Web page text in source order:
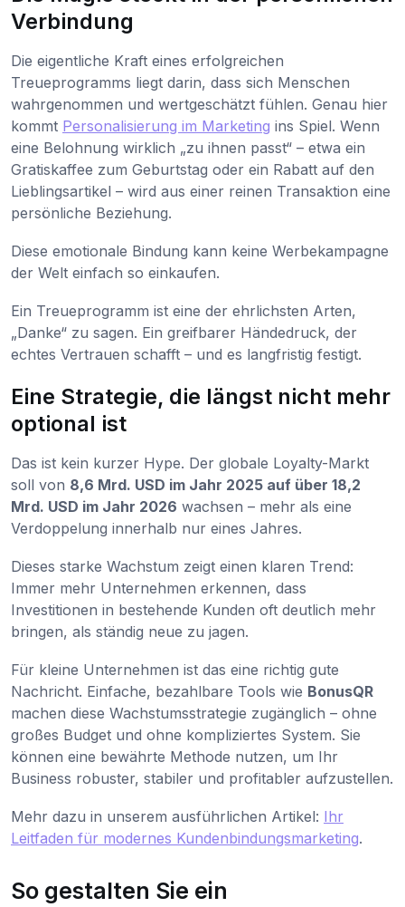
Verbindung
Die eigentliche Kraft eines erfolgreichen
Treueprogramms liegt darin, dass sich Menschen
wahrgenommen und wertgeschätzt fühlen. Genau hier
kommt Personalisierung im Marketing ins Spiel. Wenn
eine Belohnung wirklich „zu ihnen passt“ – etwa ein
Gratiskaffee zum Geburtstag oder ein Rabatt auf den
Lieblingsartikel – wird aus einer reinen Transaktion eine
persönliche Beziehung.
Diese emotionale Bindung kann keine Werbekampagne
der Welt einfach so einkaufen.
Ein Treueprogramm ist eine der ehrlichsten Arten,
„Danke“ zu sagen. Ein greifbarer Händedruck, der
echtes Vertrauen schafft – und es langfristig festigt.
Eine Strategie, die längst nicht mehr
optional ist
Das ist kein kurzer Hype. Der globale Loyalty-Markt
soll von 8,6 Mrd. USD im Jahr 2025 auf über 18,2
Mrd. USD im Jahr 2026 wachsen – mehr als eine
Verdoppelung innerhalb nur eines Jahres.
Dieses starke Wachstum zeigt einen klaren Trend:
Immer mehr Unternehmen erkennen, dass
Investitionen in bestehende Kunden oft deutlich mehr
bringen, als ständig neue zu jagen.
Für kleine Unternehmen ist das eine richtig gute
Nachricht. Einfache, bezahlbare Tools wie BonusQR
machen diese Wachstumsstrategie zugänglich – ohne
großes Budget und ohne kompliziertes System. Sie
können eine bewährte Methode nutzen, um Ihr
Business robuster, stabiler und profitabler aufzustellen.
Mehr dazu in unserem ausführlichen Artikel: Ihr
Leitfaden für modernes Kundenbindungsmarketing.
So gestalten Sie ein